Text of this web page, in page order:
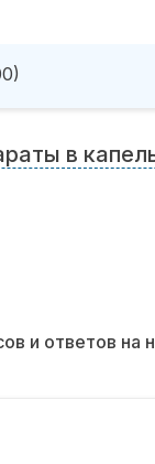
в
и ответов на